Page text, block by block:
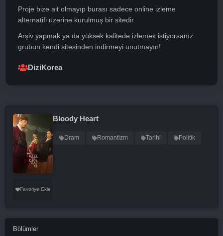
Proje bize ait olmayıp burası sadece online izleme
alternatifi üzerine kurulmuş bir sitedir.
Arşiv yapmak ya da yüksek kalitede izlemek istiyorsanız
grubun kendi sitesinden indirmeyi unutmayın!
DiziKorea
Favoriye Ekle
Bloody Heart
Dram Romantizm Tarihi Politik
Bölümler